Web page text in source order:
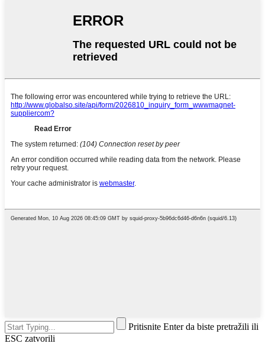
Pritisnite Enter da biste pretražili ili
ESC zatvorili